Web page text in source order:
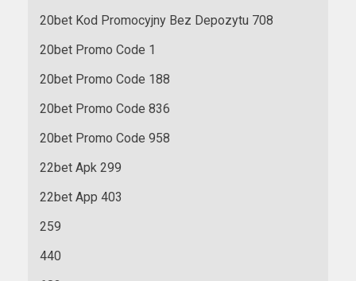
20bet Kod Promocyjny Bez Depozytu 708
20bet Promo Code 1
20bet Promo Code 188
20bet Promo Code 836
20bet Promo Code 958
22bet Apk 299
22bet App 403
259
440